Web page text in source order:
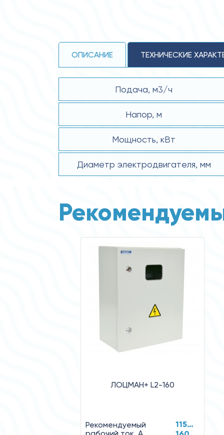
ОПИСАНИЕ ТЕХНИЧЕСКИЕ
Подача, м3/ч
Напор, м
Мощность, кВт
Диаметр электродвигателя, мм
ЛОЦМАН+ L2-160
Рекомендуемый
115…